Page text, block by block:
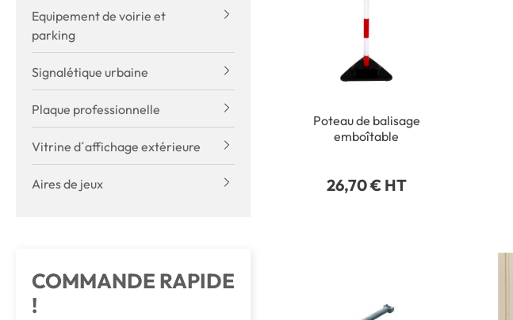
Equipement de voirie et
parking
Signalétique urbaine
Plaque professionnelle
Vitrine d´affichage extérieure
Aires de jeux
COMMANDE RAPIDE
!
Poteau de balisage
emboîtable
26,70 € HT